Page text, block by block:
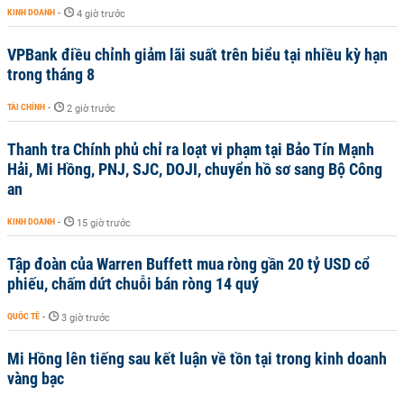
KINH DOANH - 4 giờ trước
VPBank điều chỉnh giảm lãi suất trên biểu tại nhiều kỳ hạn
trong tháng 8
TÀI CHÍNH - 2 giờ trước
Thanh tra Chính phủ chỉ ra loạt vi phạm tại Bảo Tín Mạnh
Hải, Mi Hồng, PNJ, SJC, DOJI, chuyển hồ sơ sang Bộ Công
an
KINH DOANH - 15 giờ trước
Tập đoàn của Warren Buffett mua ròng gần 20 tỷ USD cổ
phiếu, chấm dứt chuỗi bán ròng 14 quý
QUỐC TẾ - 3 giờ trước
Mi Hồng lên tiếng sau kết luận về tồn tại trong kinh doanh
vàng bạc